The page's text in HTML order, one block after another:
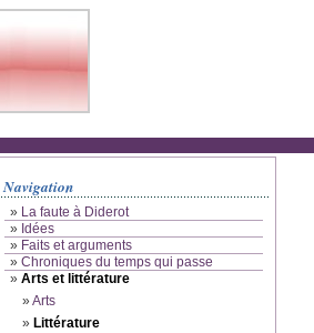
Navigation
» La faute à Diderot
» Idées
» Faits et arguments
» Chroniques du temps qui passe
» Arts et littérature
»Arts
» Littérature